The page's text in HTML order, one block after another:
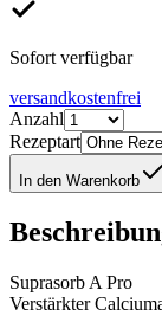
Sofort verfügbar
versandkostenfrei
Anzahl
Rezeptart
In den Warenkorb
Suprasorb A Pro
Verstärkter